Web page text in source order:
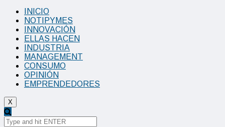
INICIO
NOTIPYMES
INNOVACIÓN
ELLAS HACEN
INDUSTRIA
MANAGEMENT
CONSUMO
OPINIÓN
EMPRENDEDORES
X